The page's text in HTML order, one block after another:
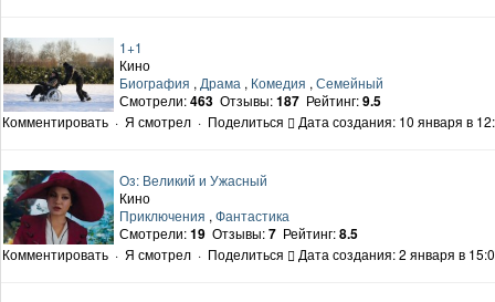
1+1
Кино
Биография , Драма , Комедия , Семейный
Смотрели:463 Отзывы:187 Рейтинг:9.5
Комментировать · Я смотрел · Поделиться Дата создания: 10 января в
Оз: Великий и Ужасный
Кино
Приключения , Фантастика
Смотрели:19 Отзывы:7 Рейтинг:8.5
Комментировать · Я смотрел · Поделиться Дата создания: 2 января в